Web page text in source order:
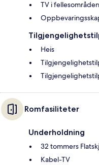
TV i
Heis
Romfasiliteter
Underholdning
32 tommers
Kabel-TV